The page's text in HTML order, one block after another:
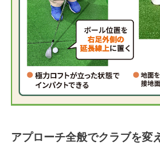
アプローチ全般でクラブを変